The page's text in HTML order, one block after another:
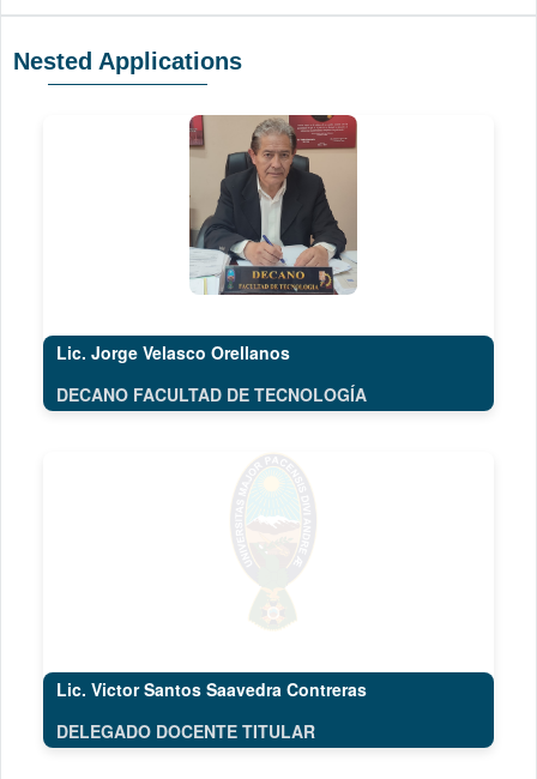
Nested Applications
Lic. Jorge Velasco Orellanos
DECANO FACULTAD DE TECNOLOGÍA
Lic. Victor Santos Saavedra Contreras
DELEGADO DOCENTE TITULAR